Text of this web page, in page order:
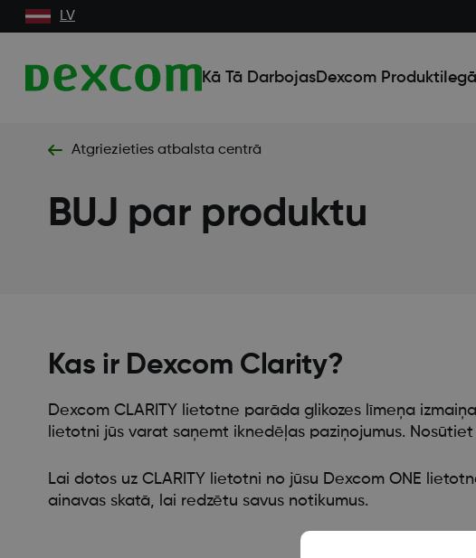
LV
Kā Tā DarbojasDexcom Produkti
Atgriezieties atbalsta centrā
BUJ par produktu
Kas ir Dexcom Clarity?
Dexcom CLARITY lietotne parāda glikozes līmeņa
lietotni jūs varat saņemt iknedēļas paziņojumus.
Lai dotos uz CLARITY lietotni no jūsu Dexcom ONE
ainavas skatā, lai redzētu savus notikumus.